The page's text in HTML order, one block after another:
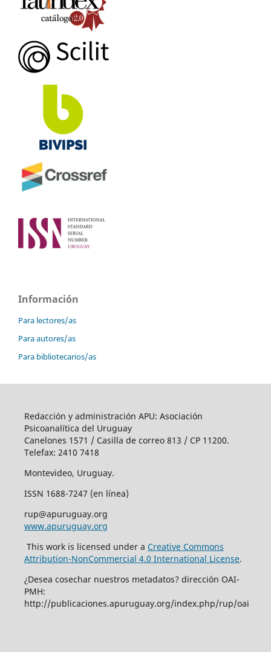
Información
Para lectores/as
Para autores/as
Para bibliotecarios/as
Redacción y administración APU: Asociación
Psicoanalítica del Uruguay
Canelones 1571 / Casilla de correo 813 / CP 11200.
Telefax: 2410 7418
Montevideo, Uruguay.
ISSN 1688-7247 (en línea)
rup@apuruguay.org
www.apuruguay.org
This work is licensed under a Creative Commons
Attribution-NonCommercial 4.0 International License.
¿Desea cosechar nuestros metadatos? dirección OAI-
PMH:
http://publicaciones.apuruguay.org/index.php/rup/oai